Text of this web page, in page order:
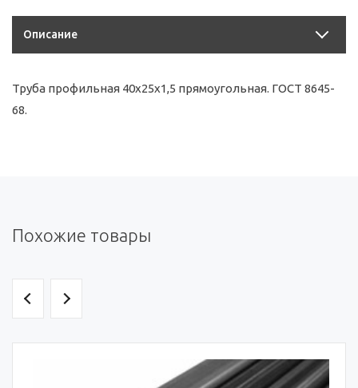
Описание
Труба профильная 40х25х1,5 прямоугольная. ГОСТ 8645-
68.
Похожие товары